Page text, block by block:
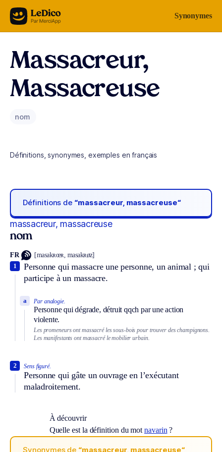
Aller au contenu Synonymes
Massacreur,
Massacreuse
nom
Définitions, synonymes, exemples en français
Définitions de “massacreur, massacreuse“
massacreur, massacreuse
nom
FR [masakʀœʀ, masakʀøz]
Personne qui massacre une personne, un animal ; qui
participe à un massacre.
1
Par analogie.
Personne qui dégrade, détruit qqch par une action
violente.
a
Les promeneurs ont massacré les sous-bois pour trouver des champignons.
Les manifestants ont massacré le mobilier urbain.
Sens figuré.
Personne qui gâte un ouvrage en l’exécutant
maladroitement.
2
À découvrir
Quelle est la définition du motnavarin ?
Synonymes de “massacreur, massacreuse“